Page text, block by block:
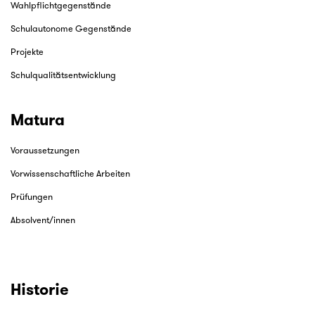
Wahlpflichtgegenstände
Schulautonome Gegenstände
Projekte
Schulqualitätsentwicklung
Matura
Voraussetzungen
Vorwissenschaftliche Arbeiten
Prüfungen
Absolvent/innen
Historie